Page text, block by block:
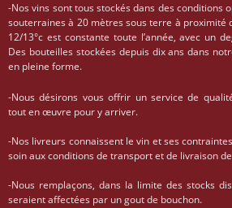
-Nos vins sont tous stockés dans des conditions
souterraines à 20 mètres sous terre à proximité
12/13°c est constante toute l’année, avec un
Des bouteilles stockées depuis dix ans dans
en pleine forme.
-Nous désirons vous offrir un service de
tout en œuvre pour y arriver.
-Nos livreurs connaissent le vin et ses
soin aux conditions de transport et de livraison
-Nous remplaçons, dans la limite des stocks
seraient affectées par un gout de bouchon.